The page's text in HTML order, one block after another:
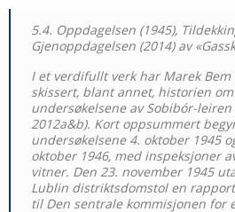
5.4. Oppdagelsen (1945),
Gjenoppdagelsen (2014) av
I et verdifullt verk har Marek Bem
skissert, blant annet, historien
undersøkelsene av Sobibór-
2012a&b). Kort oppsummert
undersøkelsene 4. oktober 1945
oktober 1946, med inspeksjoner
vitner. Den 23. november 1945
Lublin distriktsdomstol en
til Den sentrale kommisjonen for